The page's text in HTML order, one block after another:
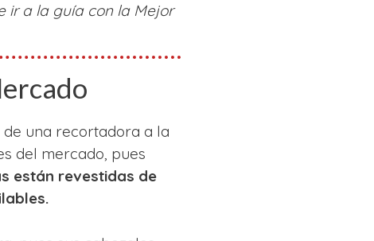
ir a la guía con la Mejor
una recortadora a la
del mercado, pues
están revestidas de